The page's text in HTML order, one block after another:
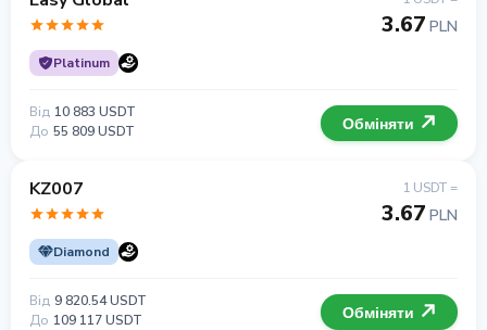
Platinum
3.67 PLN
Від 10 883 USDT
До 55 809 USDT Обміняти
KZ007
Diamond
1 USDT =
3.67 PLN
Від 9 820.54 USDT
До 109 117 USDT Обміняти